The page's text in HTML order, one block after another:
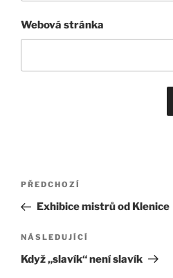
Webová stránka
Navigace
příspěvek
Předchozí
příspěvek
PŘEDCHOZÍ
Exhibice mistrů od Klenice
Následující
příspěvek
NÁSLEDUJÍCÍ
Když „slavík“ není slavík